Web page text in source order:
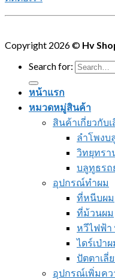
Copyright 2026 © Hv
Search for:
หน้าแรก
หมวดหมู่สินค้า
สินค้าเกี่ยวกับเ
ลำโพงบ
วิทยุทรา
บลูทูธรถ
อุปกรณ์ทำผม
ที่หนีบผม
ที่ม้วนผม
หวีไฟฟ้า
ไดร์เป่า
ปัตตาเลี่
อุปกรณ์เพิ่มคว